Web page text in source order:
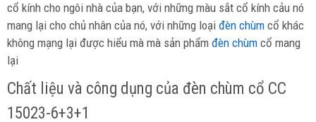
cổ kính cho ngôi nhà của bạn, với những màu sắt cổ kính cảu nó
mang lại cho chủ nhân của nó, với những loại đèn chùm cổ khác
không mạng lại được hiểu mà mà sản phẩm đèn chùm cổ mang
lại
Chất liệu và công dụng của đèn chùm cổ CC
15023-6+3+1